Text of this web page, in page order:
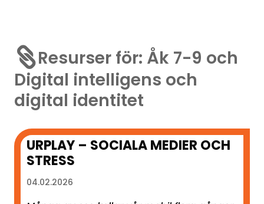
Resurser för: Åk 7-9 och
Digital intelligens och
digital identitet
URPLAY – SOCIALA MEDIER OCH
STRESS
04.02.2026